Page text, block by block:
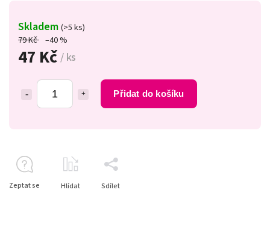
79 Kč –40 %
47 Kč/ ks
Přidat do košíku
Skladem (>5 ks)
Zeptat se Hlídat Sdílet